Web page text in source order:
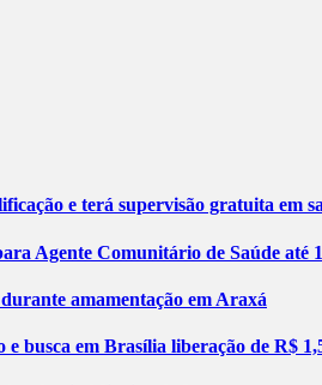
e terá supervisão gratuita em
Agente Comunitário de Saúde até
amamentação em Araxá
busca em Brasília liberação de R$